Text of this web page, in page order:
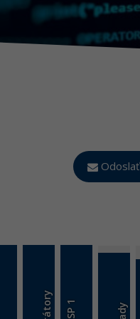
Odoslať